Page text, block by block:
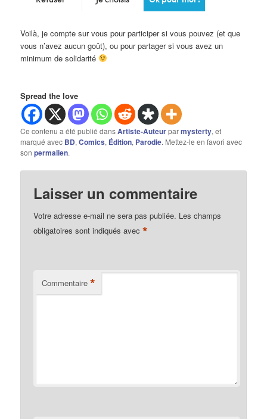
Voilà, je compte sur vous pour participer si vous pouvez (et que
vous n’avez aucun goût), ou pour partager si vous avez un
minimum de solidarité
Spread the love
Ce contenu a été publié dansArtiste-Auteurparmysterty, et
marqué avec BD,Comics, Édition, Parodie. Mettez-le en favori avec
sonpermalien.
Laisser un commentaire
Votre adresse e-mail ne sera pas publiée. Les champs
obligatoires sont indiqués avec*
Commentaire *